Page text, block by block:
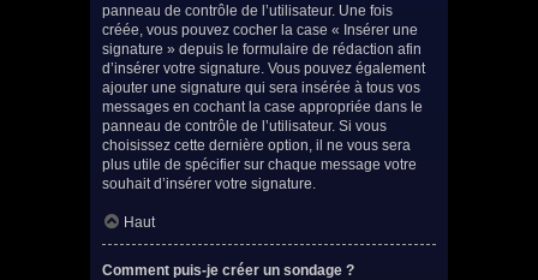
panneau de contrôle de l’utilisateur. Une fois
créée, vous pouvez cocher la case « Insérer une
signature » depuis le formulaire de rédaction afin
d’insérer votre signature. Vous pouvez également
ajouter une signature qui sera insérée à tous vos
messages en cochant la case appropriée dans le
panneau de contrôle de l’utilisateur. Si vous
choisissez cette dernière option, il ne vous sera
plus utile de spécifier sur chaque message votre
souhait d’insérer votre signature.
Haut
Comment puis-je créer un sondage ?